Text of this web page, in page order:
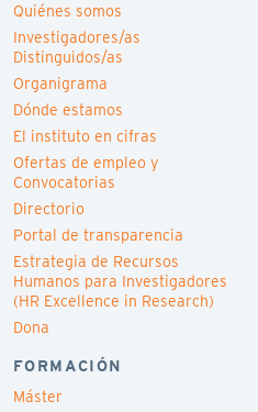
Quiénes somos
Investigadores/as
Distinguidos/as
Organigrama
Dónde estamos
El instituto en cifras
Ofertas de empleo y
Convocatorias
Directorio
Portal de transparencia
Estrategia de Recursos
Humanos para Investigadores
(HR Excellence in Research)
Dona
FORMACIÓN
Máster